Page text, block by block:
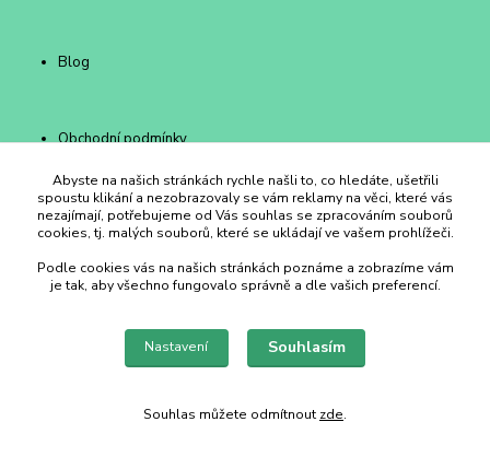
Blog
Obchodní podmínky
Duhový Ateliér Kroměříž
duhovyatelier@email.cz
Abyste na našich stránkách rychle našli to, co hledáte, ušetřili
spoustu klikání a nezobrazovaly se vám reklamy na věci, které vás
nezajímají, potřebujeme od Vás souhlas se zpracováním souborů
cookies, tj. malých souborů, které se ukládají ve vašem prohlížeči.
Podle cookies vás na našich stránkách poznáme a zobrazíme vám
je tak, aby všechno fungovalo správně a dle vašich preferencí.
Nastavení Souhlasím
Souhlas můžete odmítnout zde.